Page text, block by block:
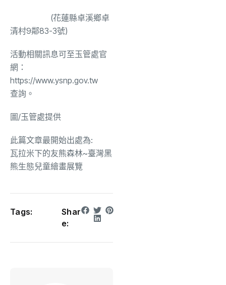
(花蓮縣卓溪鄉卓
清村9鄰83-3號)
活動相關訊息可至玉管處官
網：
https://www.ysnp.gov.tw
查詢。
圖/玉管處提供
此篇文章最開始出處為:
瓦拉米下的友熊森林~臺灣黑
熊生態兒童繪畫展覽
Tags:
Shar
e: